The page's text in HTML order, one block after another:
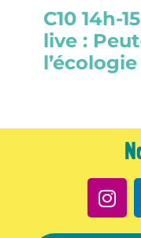
C10 14h-
live :
l’écologie